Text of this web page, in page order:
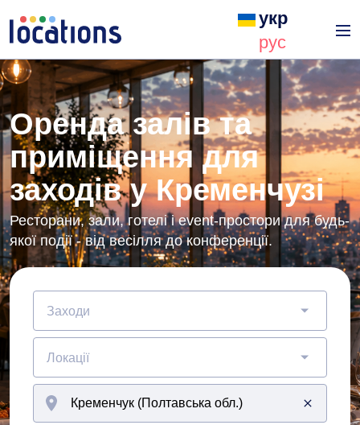
укр
рус
Оренда залів та
приміщення для
заходів у Кременчузі
Ресторани, зали, готелі і event-простори для будь-
якої події - від весілля до конференції.
Заходи
Локації